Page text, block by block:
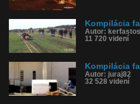
Kompilácia
Autor: kerfastos
11 720 videní
Kompilácia
Autor: juraj82
32 528 videní